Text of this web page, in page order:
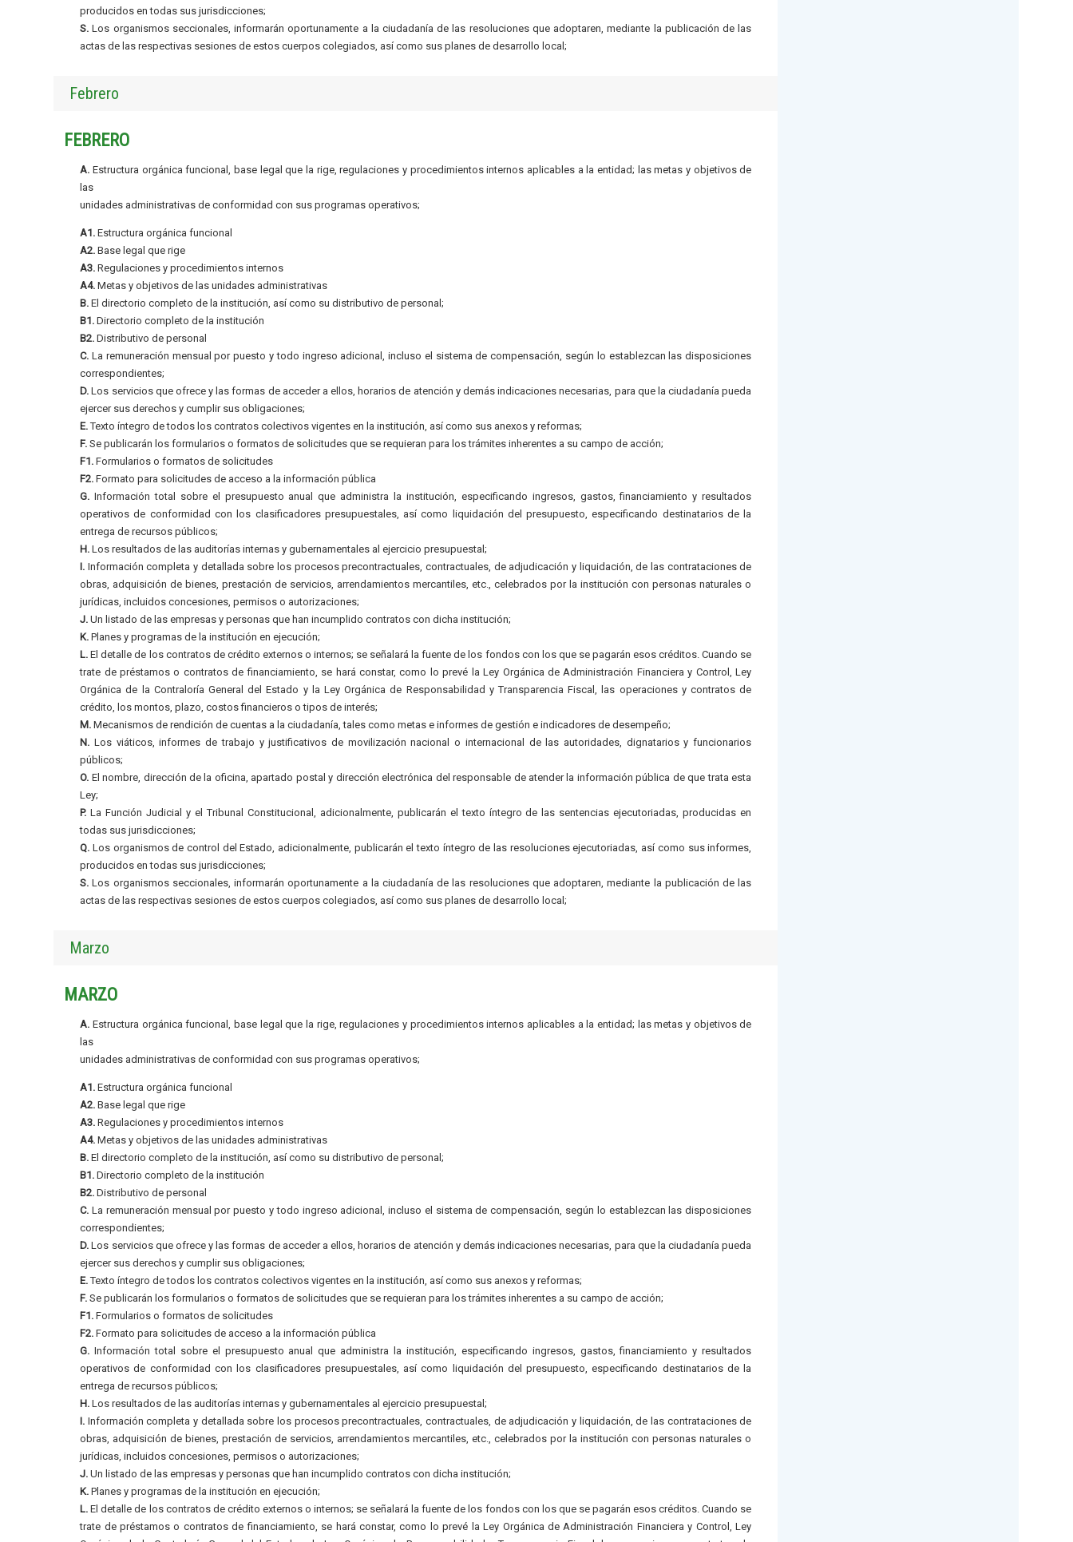
producidos en todas sus jurisdicciones;
S. Los organismos seccionales, informarán oportunamente a la ciudadanía de las resoluciones que adoptaren, mediante la publicación de las
actas de las respectivas sesiones de estos cuerpos colegiados, así como sus planes de desarrollo local;
Febrero
FEBRERO
A. Estructura orgánica funcional, base legal que la rige, regulaciones y procedimientos internos aplicables a la entidad; las metas y objetivos de
las
unidades administrativas de conformidad con sus programas operativos;
A1. Estructura orgánica funcional
A2. Base legal que rige
A3. Regulaciones y procedimientos internos
A4. Metas y objetivos de las unidades administrativas
B. El directorio completo de la institución, así como su distributivo de personal;
B1. Directorio completo de la institución
B2. Distributivo de personal
C. La remuneración mensual por puesto y todo ingreso adicional, incluso el sistema de compensación, según lo establezcan las disposiciones
correspondientes;
D. Los servicios que ofrece y las formas de acceder a ellos, horarios de atención y demás indicaciones necesarias, para que la ciudadanía pueda
ejercer sus derechos y cumplir sus obligaciones;
E.Texto íntegro de todos los contratos colectivos vigentes en la institución, así como sus anexos y reformas;
F. Se publicarán los formularios o formatos de solicitudes que se requieran para los trámites inherentes a su campo de acción;
F1. Formularios o formatos de solicitudes
F2. Formato para solicitudes de acceso a la información pública
G. Información total sobre el presupuesto anual que administra la institución, especificando ingresos, gastos, financiamiento y resultados
operativos de conformidad con los clasificadores presupuestales, así como liquidación del presupuesto, especificando destinatarios de la
entrega de recursos públicos;
H. Los resultados de las auditorías internas y gubernamentales al ejercicio presupuestal;
I. Información completa y detallada sobre los procesos precontractuales, contractuales, de adjudicación y liquidación, de las contrataciones de
obras, adquisición de bienes, prestación de servicios, arrendamientos mercantiles, etc., celebrados por la institución con personas naturales o
jurídicas, incluidos concesiones, permisos o autorizaciones;
J. Un listado de las empresas y personas que han incumplido contratos con dicha institución;
K. Planes y programas de la institución en ejecución;
L. El detalle de los contratos de crédito externos o internos; se señalará la fuente de los fondos con los que se pagarán esos créditos. Cuando se
trate de préstamos o contratos de financiamiento, se hará constar, como lo prevé la Ley Orgánica de Administración Financiera y Control, Ley
Orgánica de la Contraloría General del Estado y la Ley Orgánica de Responsabilidad y Transparencia Fiscal, las operaciones y contratos de
crédito, los montos, plazo, costos financieros o tipos de interés;
M. Mecanismos de rendición de cuentas a la ciudadanía, tales como metas e informes de gestión e indicadores de desempeño;
N. Los viáticos, informes de trabajo y justificativos de movilización nacional o internacional de las autoridades, dignatarios y funcionarios
públicos;
O. El nombre, dirección de la oficina, apartado postal y dirección electrónica del responsable de atender la información pública de que trata esta
Ley;
P. La Función Judicial y el Tribunal Constitucional, adicionalmente, publicarán el texto íntegro de las sentencias ejecutoriadas, producidas en
todas sus jurisdicciones;
Q. Los organismos de control del Estado, adicionalmente, publicarán el texto íntegro de las resoluciones ejecutoriadas, así como sus informes,
producidos en todas sus jurisdicciones;
S. Los organismos seccionales, informarán oportunamente a la ciudadanía de las resoluciones que adoptaren, mediante la publicación de las
actas de las respectivas sesiones de estos cuerpos colegiados, así como sus planes de desarrollo local;
Marzo
MARZO
A. Estructura orgánica funcional, base legal que la rige, regulaciones y procedimientos internos aplicables a la entidad; las metas y objetivos de
las
unidades administrativas de conformidad con sus programas operativos;
A1. Estructura orgánica funcional
A2. Base legal que rige
A3. Regulaciones y procedimientos internos
A4. Metas y objetivos de las unidades administrativas
B. El directorio completo de la institución, así como su distributivo de personal;
B1. Directorio completo de la institución
B2. Distributivo de personal
C. La remuneración mensual por puesto y todo ingreso adicional, incluso el sistema de compensación, según lo establezcan las disposiciones
correspondientes;
D. Los servicios que ofrece y las formas de acceder a ellos, horarios de atención y demás indicaciones necesarias, para que la ciudadanía pueda
ejercer sus derechos y cumplir sus obligaciones;
E.Texto íntegro de todos los contratos colectivos vigentes en la institución, así como sus anexos y reformas;
F. Se publicarán los formularios o formatos de solicitudes que se requieran para los trámites inherentes a su campo de acción;
F1. Formularios o formatos de solicitudes
F2. Formato para solicitudes de acceso a la información pública
G. Información total sobre el presupuesto anual que administra la institución, especificando ingresos, gastos, financiamiento y resultados
operativos de conformidad con los clasificadores presupuestales, así como liquidación del presupuesto, especificando destinatarios de la
entrega de recursos públicos;
H. Los resultados de las auditorías internas y gubernamentales al ejercicio presupuestal;
I. Información completa y detallada sobre los procesos precontractuales, contractuales, de adjudicación y liquidación, de las contrataciones de
obras, adquisición de bienes, prestación de servicios, arrendamientos mercantiles, etc., celebrados por la institución con personas naturales o
jurídicas, incluidos concesiones, permisos o autorizaciones;
J. Un listado de las empresas y personas que han incumplido contratos con dicha institución;
K. Planes y programas de la institución en ejecución;
L. El detalle de los contratos de crédito externos o internos; se señalará la fuente de los fondos con los que se pagarán esos créditos. Cuando se
trate de préstamos o contratos de financiamiento, se hará constar, como lo prevé la Ley Orgánica de Administración Financiera y Control, Ley